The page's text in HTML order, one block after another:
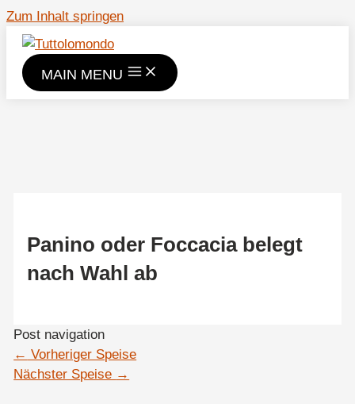
Zum Inhalt springen
MAIN MENU
Panino oder Foccacia belegt
nach Wahl ab
Post navigation
← Vorheriger Speise
Nächster Speise →